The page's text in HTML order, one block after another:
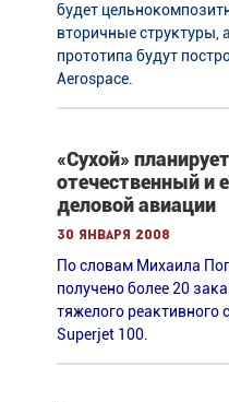
будет
вторичные структуры,
прототипа будут
Aerospace.
«Сухой»
отечественный и
деловой авиации
30 января 2008
По словам Михаила
получено более 20
тяжелого реактивного
Superjet 100.